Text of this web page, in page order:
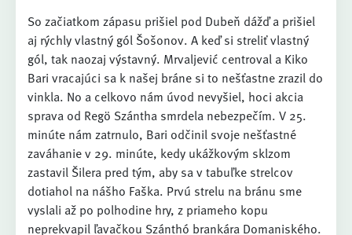
So začiatkom zápasu prišiel pod Dubeň dážď a prišiel
aj rýchly vlastný gól Šošonov. A keď si streliť vlastný
gól, tak naozaj výstavný. Mrvaljević centroval a Kiko
Bari vracajúci sa k našej bráne si to nešťastne zrazil do
vinkla. No a celkovo nám úvod nevyšiel, hoci akcia
sprava od Regö Szántha smrdela nebezpečím. V 25.
minúte nám zatrnulo, Bari odčinil svoje nešťastné
zaváhanie v 29. minúte, kedy ukážkovým sklzom
zastavil Šilera pred tým, aby sa v tabuľke strelcov
dotiahol na nášho Faška. Prvú strelu na bránu sme
vyslali až po polhodine hry, z priameho kopu
neprekvapil ľavačkou Szánthó brankára Domaniského.